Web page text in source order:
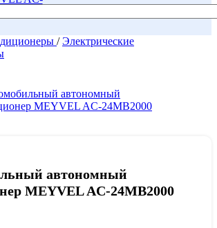
/ Электрические
автономный
MEYVEL AC-24MB2000